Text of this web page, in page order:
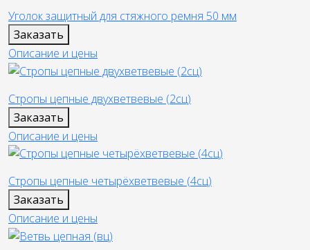
Уголок защитный для стяжного ремня 50 мм
Заказать
Описание и цены
Стропы цепные двухветвевые (2сц)
Заказать
Описание и цены
Стропы цепные четырёхветвевые (4сц)
Заказать
Описание и цены